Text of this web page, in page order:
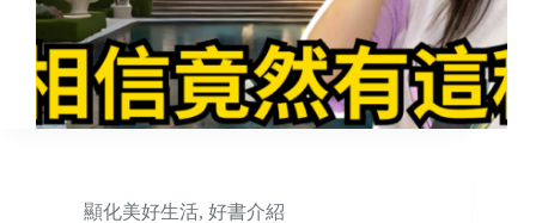
顯化美好生活, 好書介紹